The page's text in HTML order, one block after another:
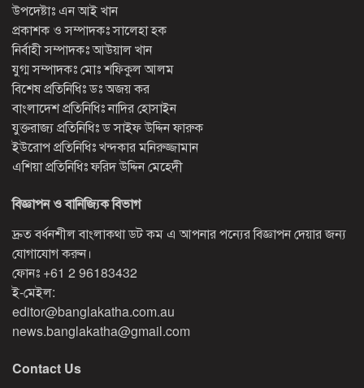
উপদেষ্টাঃ এন আই খান
প্রকাশক ও সম্পাদকঃ সালেহা হক
নির্বাহী সম্পাদকঃ আউয়াল খান
যুগ্ম সম্পাদকঃ মোঃ শফিকুল আলম
বিশেষ প্রতিনিধিঃ ডঃ অজয় কর
বাংলাদেশ প্রতিনিধিঃ নাদির হোসাইন
যুক্তরাজ্য প্রতিনিধিঃ ড সাইফ উদ্দিন ফারুক
ইউরোপ প্রতিনিধিঃ খন্দকার মনিরুজ্জামান
এশিয়া প্রতিনিধিঃ ফরিদ উদ্দিন মেহেদী
বিজ্ঞাপন ও বানিজ্যিক বিভাগ
দ্রুত বর্ধনশীল বাংলাকথা ডট কম এ আপনার পন্যের বিজ্ঞাপন দেয়ার জন্য
যোগাযোগ করুন।
ফোনঃ +61 2 96183432
ই-মেইল:
editor@banglakatha.com.au
news.banglakatha@gmail.com
Contact Us